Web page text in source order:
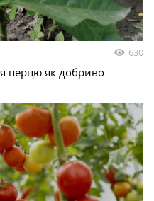
630
перцю як добриво